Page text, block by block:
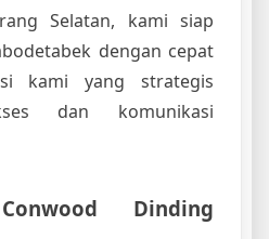
Selatan, kami siap
dengan cepat
kami yang strategis
dan komunikasi
Dinding